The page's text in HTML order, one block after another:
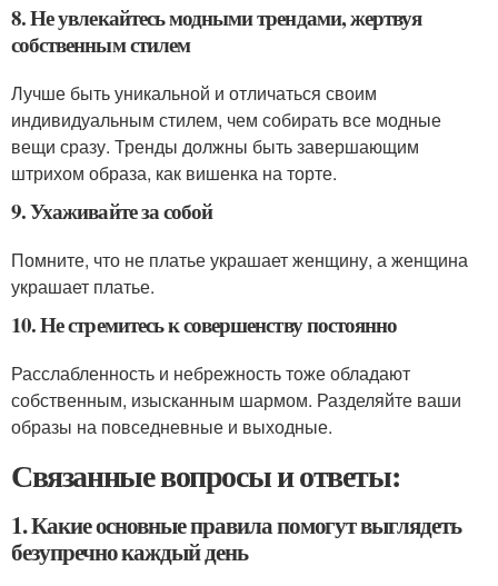
8. Не увлекайтесь модными трендами, жертвуя
собственным стилем
Лучше быть уникальной и отличаться своим
индивидуальным стилем, чем собирать все модные
вещи сразу. Тренды должны быть завершающим
штрихом образа, как вишенка на торте.
9. Ухаживайте за собой
Помните, что не платье украшает женщину, а женщина
украшает платье.
10. Не стремитесь к совершенству постоянно
Расслабленность и небрежность тоже обладают
собственным, изысканным шармом. Разделяйте ваши
образы на повседневные и выходные.
Связанные вопросы и ответы:
1. Какие основные правила помогут выглядеть
безупречно каждый день